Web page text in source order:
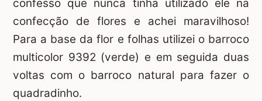
confesso que nunca tinha utilizado ele na
confecção de flores e achei maravilhoso!
Para a base da flor e folhas utilizei o barroco
multicolor 9392 (verde) e em seguida duas
voltas com o barroco natural para fazer o
quadradinho.